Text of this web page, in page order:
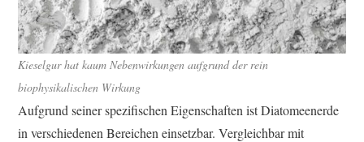
Kieselgur hat kaum Nebenwirkungen aufgrund der rein
biophysikalischen Wirkung
Aufgrund seiner spezifischen Eigenschaften ist Diatomeenerde
in verschiedenen Bereichen einsetzbar. Vergleichbar mit